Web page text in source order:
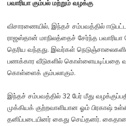
பவாரியா கும்பல் மற்றும் வழக்கு
விசாரணையில், இந்தச் சம்பவத்தில்
ராஜஸ்தான் மாநிலத்தைச் சேர்ந்த
தெரிய வந்தது. இவர்கள்
பணக்கார வீடுகளில் கொள்ளையடிப்பதை
கொள்ளைக் கும்பலாகும்.
இந்தச் சம்பவத்தில் 32 பேர் மீது
முக்கியக் குற்றவாளியான ஓம் பிரகாஷ்
தனிப்படையினர் கைது செய்தனர்.